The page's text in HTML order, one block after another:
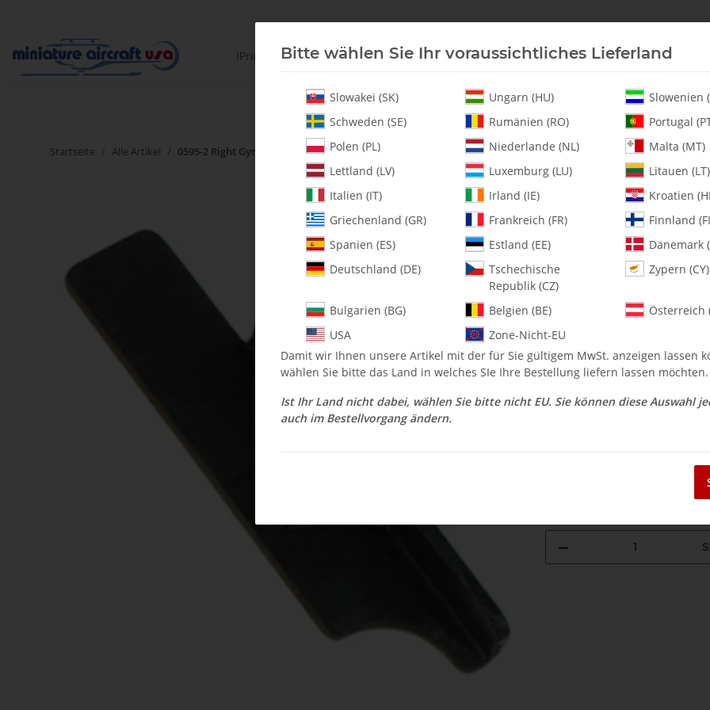
!PrintYourParts! Neu an Lager Helikopter Turbine Heli-
Startseite Alle Artikel 0595-2 Right Gyro Bracket - Pack of 1
0595-2 Right
Artikelnummer:MA0595-2
Kategorie:
0595-2 Right Gyro Bracket -
$ 4.49
inkl. 19% USt. , zzgl.Versand
(DE -
Bitte wählen Sie Ihr voraussichtliches Lieferland
Slowakei (SK) Ungarn (HU)
Slowenien
Schweden (SE)
Rumänien (RO)
Portugal
Polen (PL)
Niederlande (NL)
Malta (MT)
Lettland (LV)
Luxemburg (LU)
Litauen (LT)
Italien (IT)
Irland (IE)
Kroatien
Griechenland (GR)
Frankreich (FR)
Finnland
Spanien (ES)
Estland (EE)
Dänemark
Deutschland (DE)
Tschechische
Republik (CZ)
Zypern (CY)
Bulgarien (BG) Belgien (BE)
Österreich
USA
Zone-Nicht-EU
Damit wir Ihnen unsere Artikel mit der für Sie gültigem MwSt. anzeigen lassen
wählen Sie bitte das Land in welches SIe Ihre Bestellung liefern lassen möchten.
Ist Ihr Land nicht dabei, wählen Sie bitte nicht EU. Sie können diese Auswahl
auch im Bestellvorgang ändern.